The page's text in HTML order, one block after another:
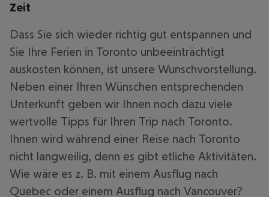
Zeit
Dass Sie sich wieder richtig gut entspannen und
Sie Ihre Ferien in Toronto unbeeinträchtigt
auskosten können, ist unsere Wunschvorstellung.
Neben einer Ihren Wünschen entsprechenden
Unterkunft geben wir Ihnen noch dazu viele
wertvolle Tipps für Ihren Trip nach Toronto.
Ihnen wird während einer Reise nach Toronto
nicht langweilig, denn es gibt etliche Aktivitäten.
Wie wäre es z. B. mit einem Ausflug nach
Quebec oder einem Ausflug nach Vancouver?